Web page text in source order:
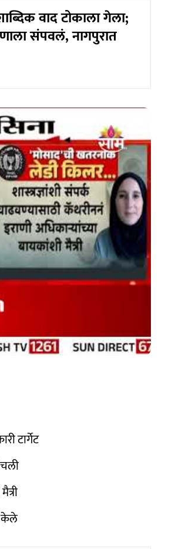
वाद टोकाला गेला;
संपवलं, नागपुरात
टार्गेट
केले